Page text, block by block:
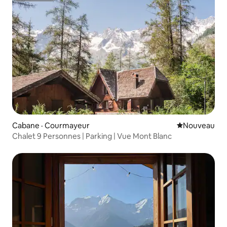
Cabane · Courmayeur Nouvel
Nouveau
Chalet 9 Personnes | Parking | Vue Mont Blanc